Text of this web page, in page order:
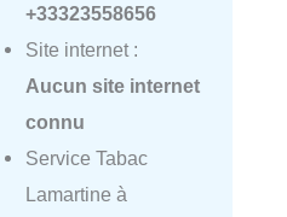
+33323558656
Site internet :
Aucun site internet
connu
Service Tabac
Lamartine à